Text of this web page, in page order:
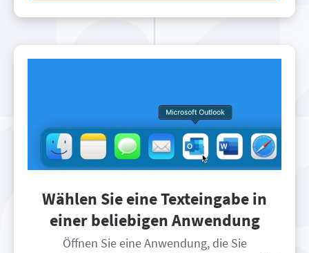
Wählen Sie eine Texteingabe in
einer beliebigen Anwendung
Öffnen Sie eine Anwendung, die Sie